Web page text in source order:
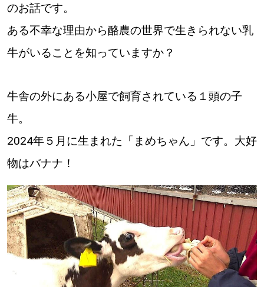
札幌
道東
道央
Sitakke編集部あい
【いろんな価値観や生き方に触れたい】
Sitakke編集部 IKU 【まったり楽しみたい】
のお話です。
ある不幸な理由から酪農の世界で生きられない乳
牛がいることを知っていますか？
牛舎の外にある小屋で飼育されている１頭の子
牛。
2024年５月に生まれた「まめちゃん」です。大好
物はバナナ！